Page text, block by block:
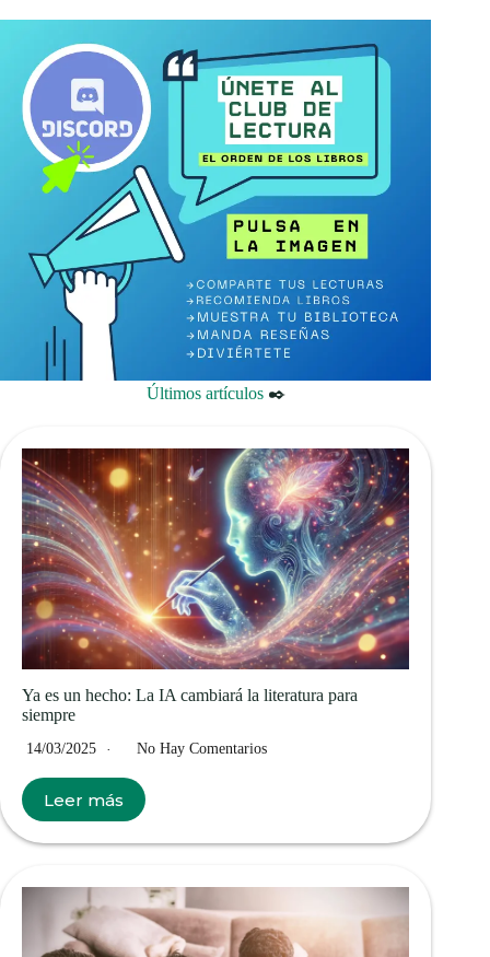
Últimos artículos✒️
Ya es un hecho: La IA cambiará la literatura para
siempre
14/03/2025 No Hay Comentarios
Leer más